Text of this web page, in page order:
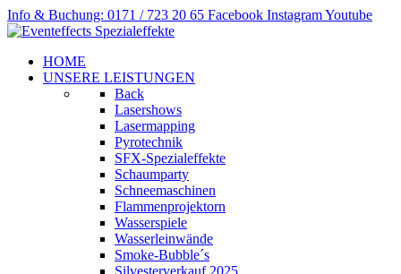
Info & Buchung: 0171 / 723 20 65 Facebook InstagramYoutube
HOME
UNSERE LEISTUNGEN
Back
Lasershows
Lasermapping
Pyrotechnik
SFX-Spezialeffekte
Schaumparty
Schneemaschinen
Flammenprojektorn
Wasserspiele
Wasserleinwände
Smoke-Bubble´s
Silvesterverkauf 2025